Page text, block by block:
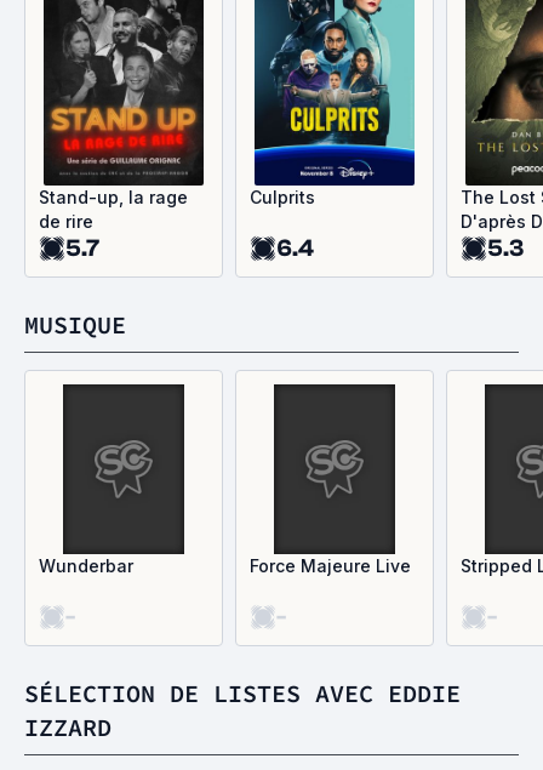
Stand-up, la rage
de rire
5.7
Culprits
6.4
The Lost
D'après
5.3
MUSIQUE
Wunderbar
-
Force Majeure Live
-
Stripped
-
SÉLECTION DE LISTES AVEC EDDIE
IZZARD